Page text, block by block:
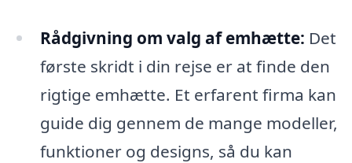
Rådgivning om valg af emhætte: Det
første skridt i din rejse er at finde den
rigtige emhætte. Et erfarent firma kan
guide dig gennem de mange modeller,
funktioner og designs, så du kan